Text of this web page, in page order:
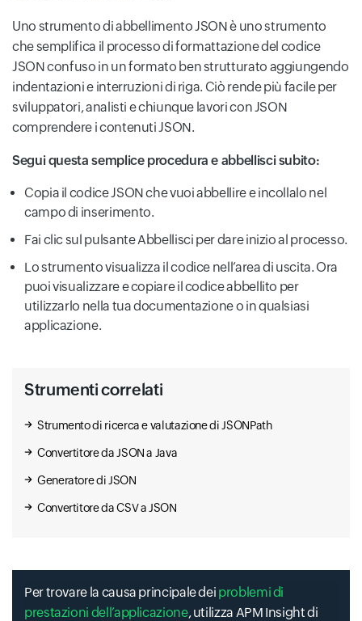
Uno strumento di abbellimento JSON è uno strumento
che semplifica il processo di formattazione del codice
JSON confuso in un formato ben strutturato aggiungendo
indentazioni e interruzioni di riga. Ciò rende più facile per
sviluppatori, analisti e chiunque lavori con JSON
comprendere i contenuti JSON.
Segui questa semplice procedura e abbellisci subito:
Copia il codice JSON che vuoi abbellire e incollalo nel
campo di inserimento.
Fai clic sul pulsante Abbellisci per dare inizio al processo.
Lo strumento visualizza il codice nell’area di uscita. Ora
puoi visualizzare e copiare il codice abbellito per
utilizzarlo nella tua documentazione o in qualsiasi
applicazione.
Strumenti correlati
Strumento di ricerca e valutazione di JSONPath
Convertitore da JSON a Java
Generatore di JSON
Convertitore da CSV a JSON
Per trovare la causa principale dei problemi di
prestazioni dell’applicazione, utilizza APM Insight di